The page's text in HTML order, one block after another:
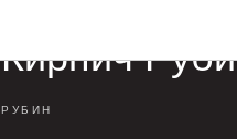
Кирпич
РУБИН